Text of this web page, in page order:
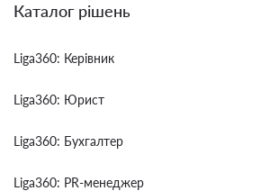
Каталог рішень
Liga360: Керівник
Liga360: Юрист
Liga360: Бухгалтер
Liga360: PR-менеджер